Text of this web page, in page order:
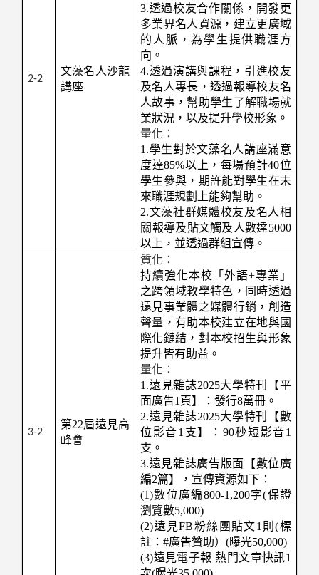
2-2
文藻名人沙龍
講座
3.透過校友合作關係，開發更
多業界名人資源，建立更廣域
的人脈，為學生提供職涯方
向。
4.透過演講與課程，引進校友
及名人專長，透過報導校友名
人故事，幫助學生了解職場就
業狀況，以及提升學校形象。
量化：
1.學生對於文藻名人講座滿意
度達85%以上，每場預計40位
學生參與，期許能對學生在未
來職涯規劃上能夠幫助。
2.文藻社群媒體校友及名人相
關報導及貼文觸及人數達5000
以上，並透過群組宣傳。
3-2
第22屆遠見高
峰會
質化：
持續強化本校「外語+專業」
之跨領域教學特色，同時透過
遠見事業體之媒體行銷，創造
聲量，有助本校建立在地與國
際化鏈結，對本校招生與形象
提升皆有助益。
量化：
1.遠見雜誌2025大學特刊【平
面廣告1頁】：發行8萬冊。
2.遠見雜誌2025大學特刊【數
位影音1支】：90秒短影音1
支。
3.遠見雜誌廣告版面【數位廣
編2篇】，宣傳資源如下：
(1)數位廣編800-1,200字(保證
瀏覽數5,000)
(2)遠見FB粉絲團貼文1則(標
註：#廣告贊助）(曝光50,000)
(3)遠見電子報 熱門文章快訊1